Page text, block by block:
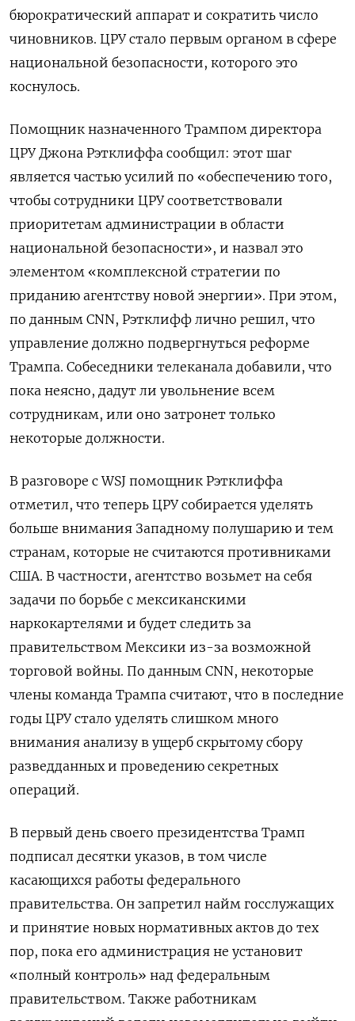
бюрократический аппарат и сократить число
чиновников. ЦРУ стало первым органом в сфере
национальной безопасности, которого это
коснулось.
Помощник назначенного Трампом директора
ЦРУ Джона Рэтклиффа сообщил: этот шаг
является частью усилий по «обеспечению того,
чтобы сотрудники ЦРУ соответствовали
приоритетам администрации в области
национальной безопасности», и назвал это
элементом «комплексной стратегии по
приданию агентству новой энергии». При этом,
по данным CNN, Рэтклифф лично решил, что
управление должно подвергнуться реформе
Трампа. Собеседники телеканала добавили, что
пока неясно, дадут ли увольнение всем
сотрудникам, или оно затронет только
некоторые должности.
В разговоре с WSJ помощник Рэтклиффа
отметил, что теперь ЦРУ собирается уделять
больше внимания Западному полушарию и тем
странам, которые не считаются противниками
США. В частности, агентство возьмет на себя
задачи по борьбе с мексиканскими
наркокартелями и будет следить за
правительством Мексики из-за возможной
торговой войны. По данным CNN, некоторые
члены команда Трампа считают, что в последние
годы ЦРУ стало уделять слишком много
внимания анализу в ущерб скрытому сбору
разведданных и проведению секретных
операций.
В первый день своего президентства Трамп
подписал десятки указов, в том числе
касающихся работы федерального
правительства. Он запретил найм госслужащих
и принятие новых нормативных актов до тех
пор, пока его администрация не установит
«полный контроль» над федеральным
правительством. Также работникам